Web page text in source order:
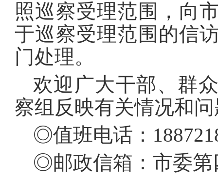
照巡察受理范围，向
于巡察受理范围的信
门处理。
欢迎广大干部、群
察组反映有关情况和
◎值班电话：
◎邮政信箱：市委第